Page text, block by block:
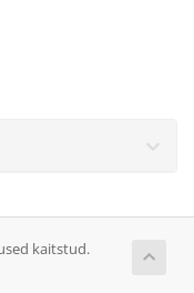
kaitstud.